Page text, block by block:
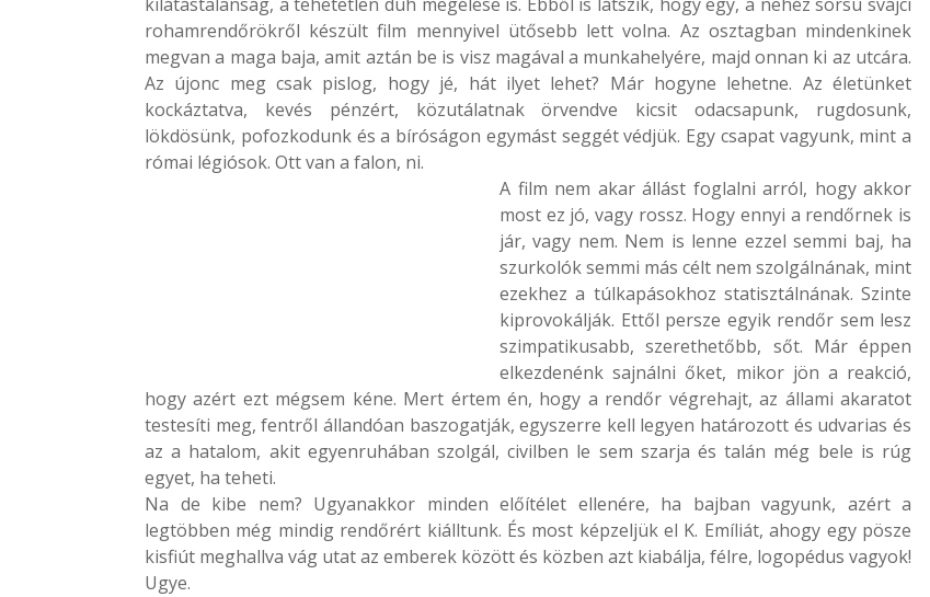
kilátástalanság, a tehetetlen düh megélése is. Ebből is látszik, hogy egy, a nehéz sorsú svájci
rohamrendőrökről készült film mennyivel ütősebb lett volna. Az osztagban mindenkinek
megvan a maga baja, amit aztán be is visz magával a munkahelyére, majd onnan ki az utcára.
Az újonc meg csak pislog, hogy jé, hát ilyet lehet? Már hogyne lehetne. Az életünket
kockáztatva, kevés pénzért, közutálatnak örvendve kicsit odacsapunk, rugdosunk,
lökdösünk, pofozkodunk és a bíróságon egymást seggét védjük. Egy csapat vagyunk, mint a
római légiósok. Ott van a falon, ni.
A film nem akar állást foglalni arról, hogy akkor
most ez jó, vagy rossz. Hogy ennyi a rendőrnek is
jár, vagy nem. Nem is lenne ezzel semmi baj, ha
szurkolók semmi más célt nem szolgálnának, mint
ezekhez a túlkapásokhoz statisztálnának. Szinte
kiprovokálják. Ettől persze egyik rendőr sem lesz
szimpatikusabb, szerethetőbb, sőt. Már éppen
elkezdenénk sajnálni őket, mikor jön a reakció,
hogy azért ezt mégsem kéne. Mert értem én, hogy a rendőr végrehajt, az állami akaratot
testesíti meg, fentről állandóan baszogatják, egyszerre kell legyen határozott és udvarias és
az a hatalom, akit egyenruhában szolgál, civilben le sem szarja és talán még bele is rúg
egyet, ha teheti.
Na de kibe nem? Ugyanakkor minden előítélet ellenére, ha bajban vagyunk, azért a
legtöbben még mindig rendőrért kiálltunk. És most képzeljük el K. Emíliát, ahogy egy pösze
kisfiút meghallva vág utat az emberek között és közben azt kiabálja, félre, logopédus vagyok!
Ugye.